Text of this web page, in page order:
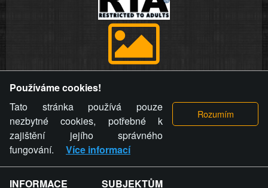
videa a komentáře. Osoba, které se toto opatření provozovatele
stránky týče, ani osoba, která umístila fotografii nebo video na
stránku, nemůže z důvodu odstranění fotografie, videa nebo
komentáře pro výše uvedenou okolnost uplatnit vůči
provozovateli stránky žádný nárok na náhradu škody nebo
nemajetkové újmy.
Používáme cookies!
Tato stránka používá pouze
nezbytné cookies, potřebné k
zajištění jejího správného
fungování.
Více informací
INFORMACE SUBJEKTŮM